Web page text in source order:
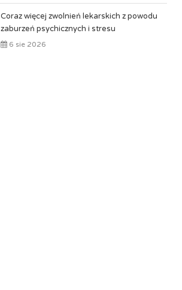
Coraz więcej zwolnień lekarskich z powodu
zaburzeń psychicznych i stresu
6 sie 2026